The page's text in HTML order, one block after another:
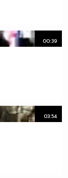
00:39
03:54